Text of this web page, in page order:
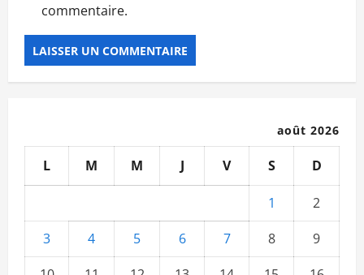
commentaire.
août 2026
L M M J V S D
1
2
3
4 5 6 7 8
9